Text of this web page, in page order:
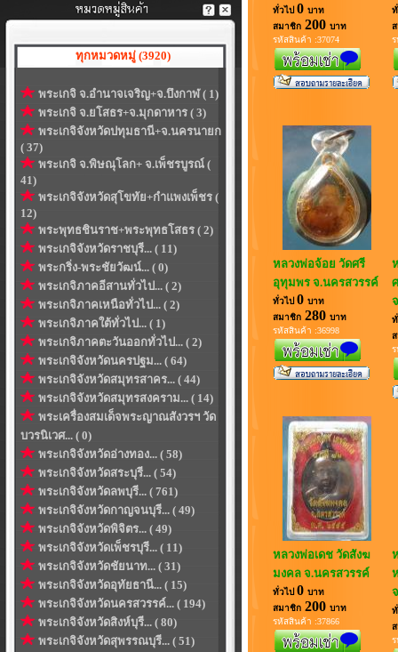
ทุกหมวดหมู่ (3920)
พระเกจิ จ.อำนาจเจริญ+จ.บึงกาฬ ( 1)
พระเกจิ จ.ยโสธร+จ.มุกดาหาร ( 3)
พระเกจิจังหวัดปทุมธานี+จ.นครนายก
( 37)
พระเกจิ จ.พิษณุโลก+ จ.เพ็ชรบูรณ์ (
41)
พระเกจิจังหวัดสุโขทัย+กำแพงเพ็ชร (
12)
พระพุทธชินราช+พระพุทธโสธร ( 2)
พระเกจิจังหวัดราชบุรี... ( 11)
พระกริ่ง-พระชัยวัฒน์... ( 0)
พระเกจิภาคอีสานทั่วไป... ( 2)
พระเกจิภาคเหนือทั่วไป... ( 2)
พระเกจิภาคใต้ทั่วไป... ( 1)
พระเกจิภาคตะวันออกทั่วไป... ( 2)
พระเกจิจังหวัดนครปฐม... ( 64)
พระเกจิจังหวัดสมุทรสาคร... ( 44)
พระเกจิจังหวัดสมุทรสงคราม... ( 14)
พระเครื่องสมเด็จพระญาณสังวรฯ วัด
บวรนิเวศ... ( 0)
พระเกจิจังหวัดอ่างทอง... ( 58)
พระเกจิจังหวัดสระบุรี... ( 54)
พระเกจิจังหวัดลพบุรี... ( 761)
พระเกจิจังหวัดกาญจนบุรี... ( 49)
พระเกจิจังหวัดพิจิตร... ( 49)
พระเกจิจังหวัดเพ็ชรบุรี... ( 11)
พระเกจิจังหวัดชัยนาท... ( 31)
พระเกจิจังหวัดอุทัยธานี... ( 15)
พระเกจิจังหวัดนครสวรรค์... ( 194)
พระเกจิจังหวัดสิงห์บุรี... ( 80)
พระเกจิจังหวัดสุพรรณบุรี... ( 51)
ทั่วไป 0 บาท
สมาชิก 200 บาท
รหัสสินค้า :37074
หลวงพ่อจ้อย วัดศรี
อุทุมพร จ.นครสวรรค์
ทั่วไป 0 บาท
สมาชิก 280 บาท
รหัสสินค้า :36998
หลวงพ่อเดช วัดสังฆ
มงคล จ.นครสวรรค์
ทั่วไป 0 บาท
สมาชิก 200 บาท
รหัสสินค้า :37866